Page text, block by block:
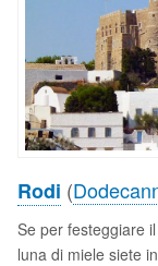
Rodi (
Se per festeggiare
luna di miele siete